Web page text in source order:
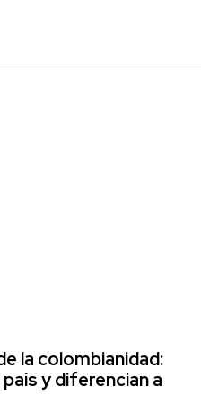
la colombianidad:
y diferencian a